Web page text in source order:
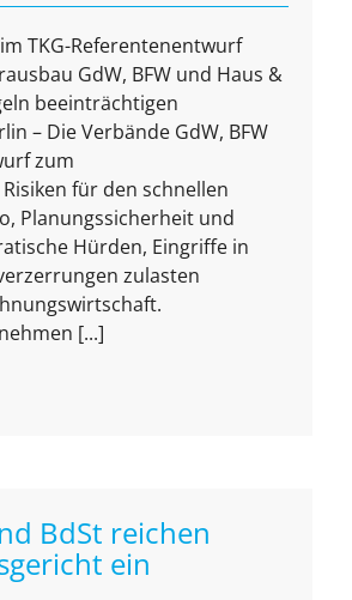
TKG-Referentenentwurf
GdW, BFW und Haus &
beeinträchtigen
– Die Verbände GdW, BFW
zum
für den schnellen
Planungssicherheit und
Hürden, Eingriffe in
zulasten
[...]
BdSt reichen
ein